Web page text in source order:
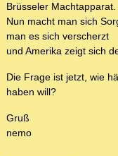
Brüsseler Machtapparat.
Nun macht man sich
man es sich verscherzt
und Amerika zeigt sich
Die Frage ist jetzt, wie
haben will?
Gruß
nemo